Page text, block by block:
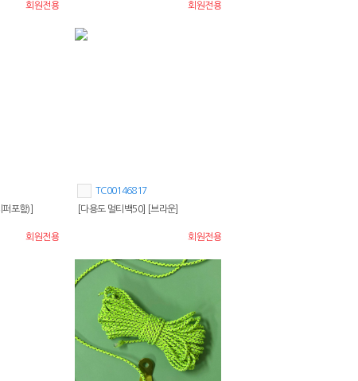
회원전용
회원전용
포함)]
회원전용
TC00146817
[다용도 멀티백50] [브라운]
회원전용